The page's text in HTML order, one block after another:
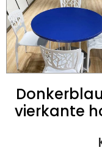
vierkante